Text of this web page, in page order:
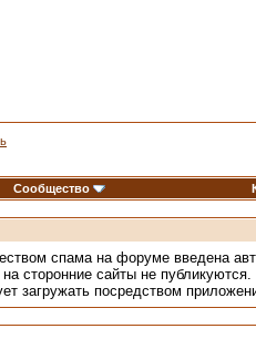
Сообщество
спама на форуме введена
сторонние сайты не публикуются.
загружать посредством